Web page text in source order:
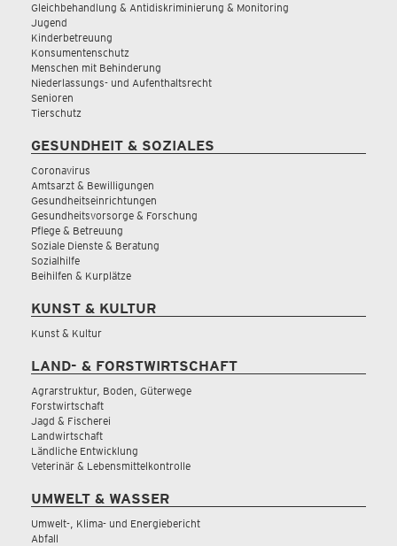
Gleichbehandlung & Antidiskriminierung & Monitoring
Jugend
Kinderbetreuung
Konsumentenschutz
Menschen mit Behinderung
Niederlassungs- und Aufenthaltsrecht
Senioren
Tierschutz
GESUNDHEIT & SOZIALES
Coronavirus
Amtsarzt & Bewilligungen
Gesundheitseinrichtungen
Gesundheitsvorsorge & Forschung
Pflege & Betreuung
Soziale Dienste & Beratung
Sozialhilfe
Beihilfen & Kurplätze
KUNST & KULTUR
Kunst & Kultur
LAND- & FORSTWIRTSCHAFT
Agrarstruktur, Boden, Güterwege
Forstwirtschaft
Jagd & Fischerei
Landwirtschaft
Ländliche Entwicklung
Veterinär & Lebensmittelkontrolle
UMWELT & WASSER
Umwelt-, Klima- und Energiebericht
Abfall